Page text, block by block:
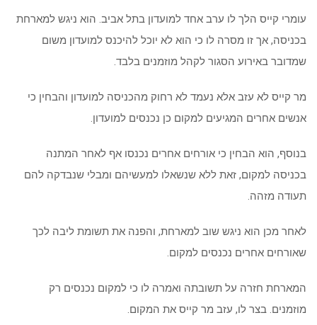
עומרי קייס הלך לו ערב אחד למועדון בתל אביב. הוא ניגש למארחת
בכניסה, אך זו מסרה לו כי הוא לא יוכל להיכנס למועדון משום
שמדובר באירוע הסגור לקהל מוזמנים בלבד.
מר קייס לא עזב אלא נעמד לא רחוק מהכניסה למועדון והבחין כי
אנשים אחרים המגיעים למקום כן נכנסים למועדון.
בנוסף, הוא הבחין כי אורחים אחרים נכנסו אף לאחר המתנה
בכניסה למקום, זאת ללא שנשאלו למעשיהם ומבלי שנבדקה להם
תעודה מזהה.
לאחר מכן הוא ניגש שוב למארחת, והפנה את תשומת ליבה לכך
שאורחים אחרים נכנסים למקום.
המארחת חזרה על תשובתה ואמרה לו כי למקום נכנסים רק
מוזמנים. בצר לו, עזב מר קייס את המקום.